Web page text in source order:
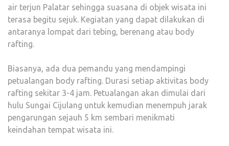
air terjun Palatar sehingga suasana di objek wisata ini
terasa begitu sejuk. Kegiatan yang dapat dilakukan di
antaranya lompat dari tebing, berenang atau body
rafting.
Biasanya, ada dua pemandu yang mendampingi
petualangan body rafting. Durasi setiap aktivitas body
rafting sekitar 3-4 jam. Petualangan akan dimulai dari
hulu Sungai Cijulang untuk kemudian menempuh jarak
pengarungan sejauh 5 km sembari menikmati
keindahan tempat wisata ini.